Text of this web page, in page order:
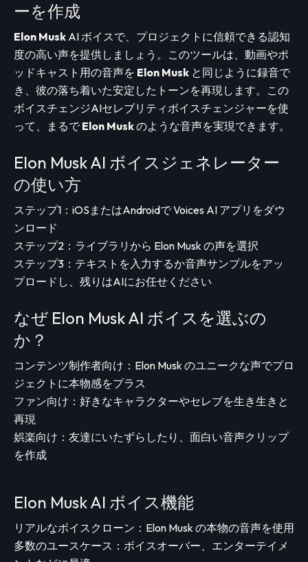
ーを作成
Elon Musk AI ボイスで、プロジェクトに信頼できる認知
度の高い声を提供しましょう。このツールは、動画やポ
ッドキャスト用の音声を Elon Musk と同じように録音で
き、彼の落ち着いた安定したトーンを再現します。この
ボイスチェンジAIセレブリティボイスチェンジャーを使
って、まるでElon Muskのような音声を実現できます。
Elon Musk AI ボイスジェネレーター
の使い方
ステップ1：iOSまたはAndroidで Voices AI アプリをダウ
ンロード
ステップ2：ライブラリから Elon Musk の声を選択
ステップ3：テキストを入力するか音声サンプルをアッ
プロードし、残りはAIにお任せください
なぜ Elon Musk AI ボイスを選ぶの
か？
コンテンツ制作者向け：Elon Musk のユニークな声でプロ
ジェクトに本物感をプラス
ファン向け：好きなキャラクターやセレブを生き生きと
再現
娯楽向け：友達にいたずらしたり、面白い音声クリップ
を作成
Elon Musk AI ボイス機能
リアルなボイスクローン：Elon Musk の本物の音声を使用
多数のユースケース：ボイスオーバー、エンターテイメ